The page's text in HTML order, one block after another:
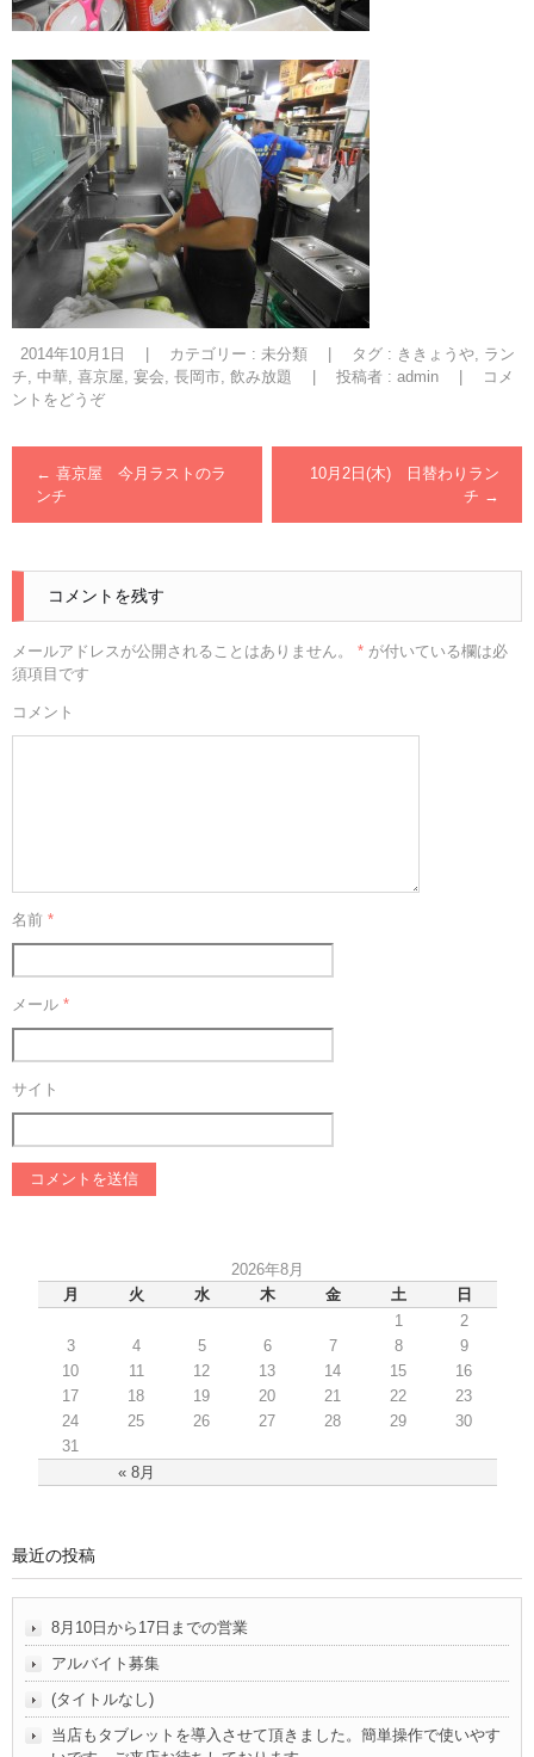
2014年10月1日 カテゴリー : 未分類 タグ : ききょうや, ラン
チ, 中華, 喜京屋, 宴会, 長岡市, 飲み放題 投稿者 : admin
コメ
ントをどうぞ
← 喜京屋 今月ラストのラ
ンチ
10月2日(木) 日替わりラン
チ →
コメントを残す
メールアドレスが公開されることはありません。 * が付いている欄は必
須項目です
コメント
名前 *
メール *
サイト
2026年8月
月
火 水 木 金 土 日
« 8月
1
2
3
4 5 6 7 8
9
10
11 12 13 14 15
16
17
18 19 20 21 22
23
24
25 26 27 28 29
30
31
最近の投稿
8月10日から17日までの営業
アルバイト募集
(タイトルなし)
当店もタブレットを導入させて頂きました。簡単操作で使いやす